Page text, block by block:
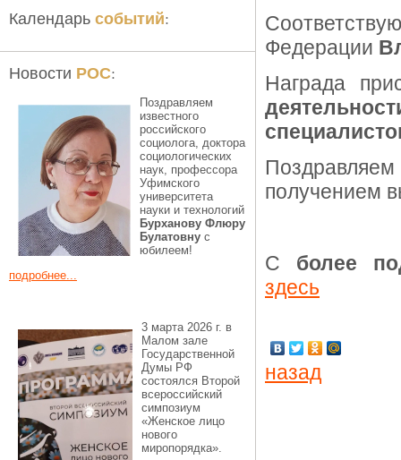
Календарь событий:
Новости РОС:
Поздравляем
известного
российского
социолога, доктора
социологических
наук, профессора
Уфимского
университета
науки и технологий
Бурханову Флюру
Булатовну с
юбилеем!
подробнее...
3 марта 2026 г. в
Малом зале
Государственной
Думы РФ
состоялся Второй
всероссийский
симпозиум
«Женское лицо
нового
миропорядка».
Федерации
Награда
получением
С более
здесь
назад